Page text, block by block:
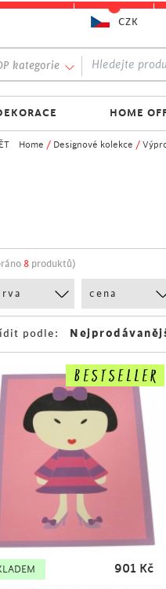
Home / Designové kolekce /
8 produktů)
cena
podle:
901 Kč
kategorie
HOME
CZK